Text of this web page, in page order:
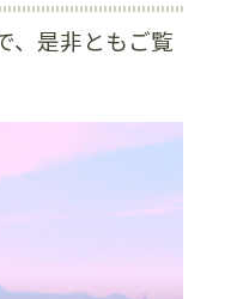
、是非ともご覧